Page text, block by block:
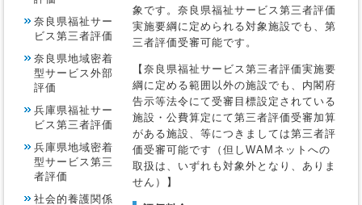
奈良県福祉サー
ビス第三者評価
奈良県地域密着
型サービス外部
評価
兵庫県福祉サー
ビス第三者評価
兵庫県地域密着
型サービス第三
者評価
社会的養護関係
象です。奈良県福祉サービス第三者評価
実施要綱に定められる対象施設でも、第
三者評価受審可能です。
【奈良県福祉サービス第三者評価実施要
綱に定める範囲以外の施設でも、内閣府
告示等法令にて受審目標設定されている
施設・公費算定にて第三者評価受審加算
がある施設、等につきましては第三者評
価受審可能です（但しWAMネットへの
取扱は、いずれも対象外となり、ありま
せん）】